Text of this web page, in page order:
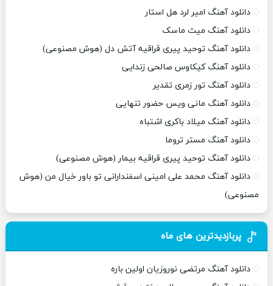
دانلود آهنگ امیر لرد هل استار
دانلود آهنگ میث ماسک
دانلود آهنگ توحید پیری قراقیه آتش دل (هوش مصنوعی)
دانلود آهنگ کیکاوس صالحی زندایی
دانلود آهنگ تور زمری تقدیر
دانلود آهنگ مانی ویس حضور تنهایی
دانلود آهنگ میلاد باکری اشتباه
دانلود آهنگ مستر تروما
دانلود آهنگ توحید پیری قراقیه بیمار (هوش مصنوعی)
دانلود آهنگ محمد علی امینی اسفندارانی تو باور خیال من (هوش
مصنوعی)
پربازدیدترین های ماه
دانلود آهنگ مرتضی نوروزیان اولین باره